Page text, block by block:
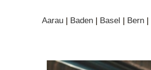
Aarau | Baden | Basel | Bern |